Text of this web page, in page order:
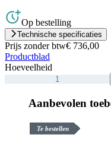
Op bestelling
Technische specificaties
Prijs zonder btw€ 736,00
Productblad
Hoeveelheid
Aanbevolen
Te bestellen